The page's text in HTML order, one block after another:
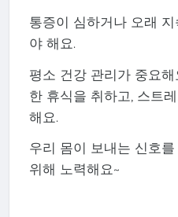
통증이 심하거나 오래
야 해요.
평소 건강 관리가 중요
한 휴식을 취하고, 스트
해요.
우리 몸이 보내는 신호
위해 노력해요~